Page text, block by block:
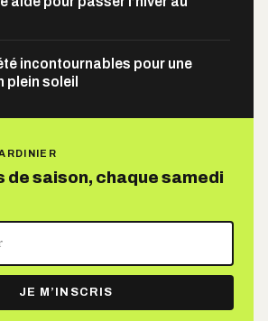
incontournables pour une
plein soleil
de saison, chaque samedi
JE M’INSCRIS